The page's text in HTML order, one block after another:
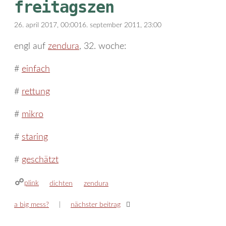
freitagszen
26. april 2017, 00:0016. september 2011, 23:00
engl auf zendura, 32. woche:
# einfach
# rettung
# mikro
# staring
# geschätzt
plink kategorien
dichten schlagwörter
zendura
a big mess? nächster beitrag